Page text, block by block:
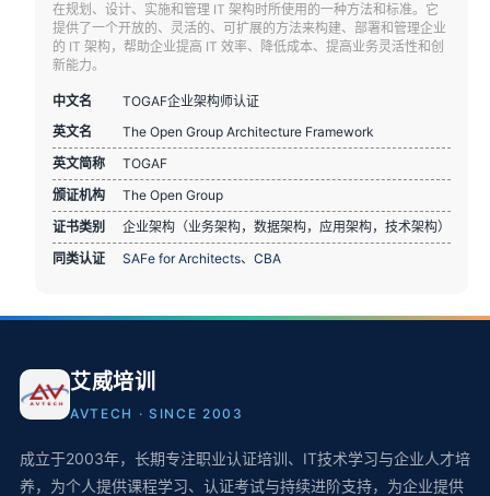
在规划、设计、实施和管理 IT 架构时所使用的一种方法和标准。它
提供了一个开放的、灵活的、可扩展的方法来构建、部署和管理企业
的 IT 架构，帮助企业提高 IT 效率、降低成本、提高业务灵活性和创
新能力。
中文名
TOGAF企业架构师认证
英文名
The Open Group Architecture Framework
英文简称
TOGAF
颁证机构
The Open Group
证书类别
企业架构（业务架构，数据架构，应用架构，技术架构）
同类认证
SAFe for Architects、CBA
艾威培训
AVTECH · SINCE 2003
成立于2003年，长期专注职业认证培训、IT技术学习与企业人才培
养，为个人提供课程学习、认证考试与持续进阶支持，为企业提供